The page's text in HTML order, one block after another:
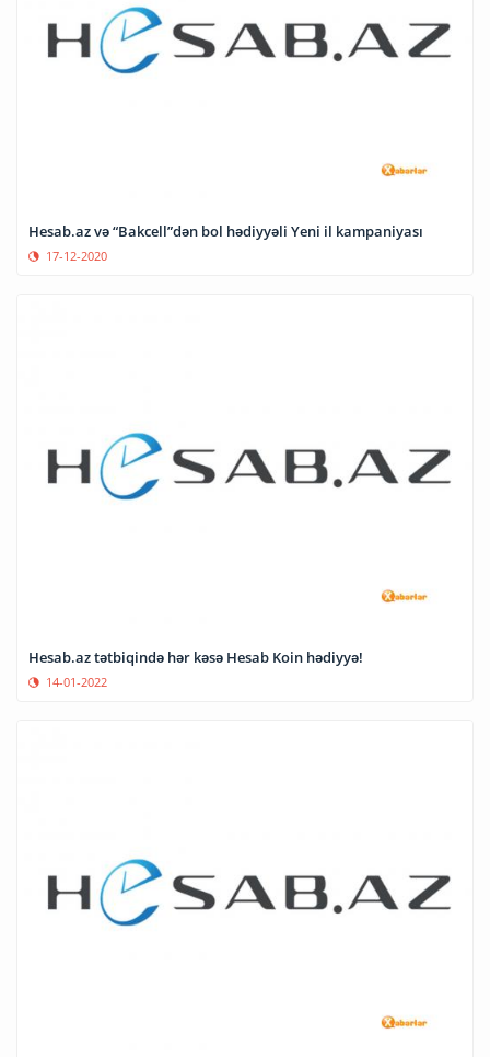
Hesab.az və “Bakcell”dən bol hədiyyəli Yeni il kampaniyası
17-12-2020
Hesab.az tətbiqində hər kəsə Hesab Koin hədiyyə!
14-01-2022